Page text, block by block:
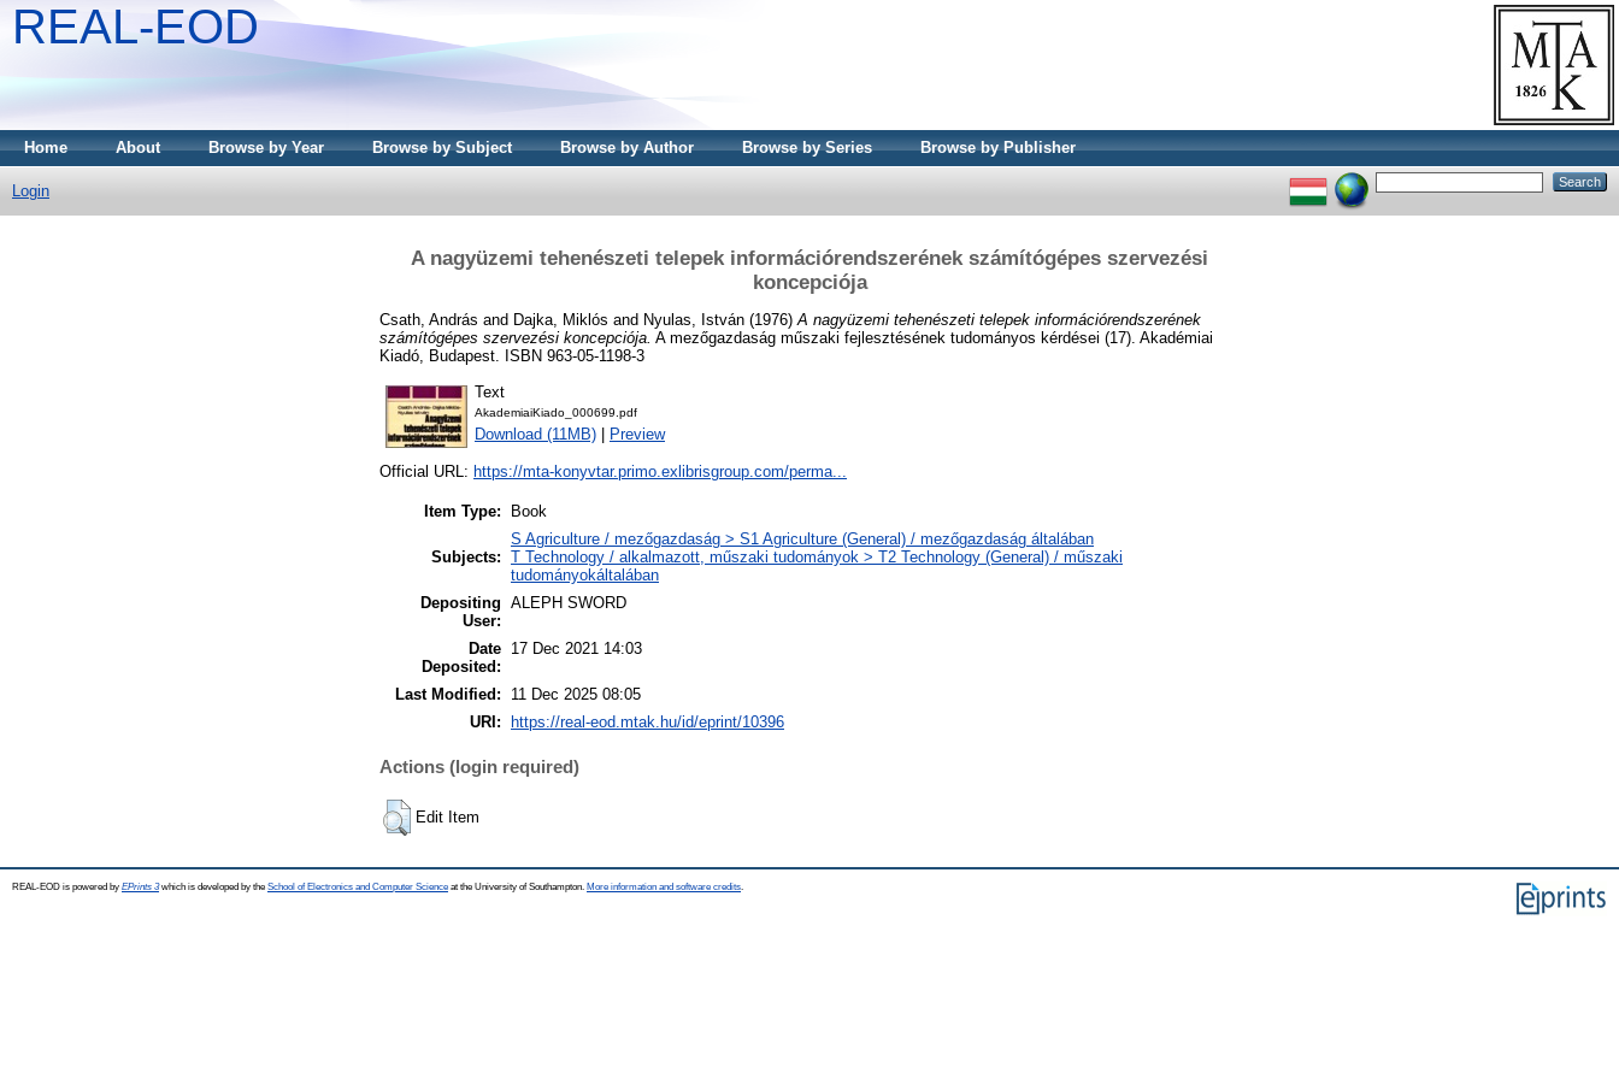
REAL-EOD
Home About Browse by Year Browse by Subject Browse by Author Browse by Series Browse by Publisher
Login
A nagyüzemi tehenészeti telepek információrendszerének számítógépes szervezési
koncepciója
Csath, András and Dajka, Miklós and Nyulas, István (1976) A nagyüzemi tehenészeti telepek információrendszerének
számítógépes szervezési koncepciója. A mezőgazdaság műszaki fejlesztésének tudományos kérdései (17). Akadémiai
Kiadó, Budapest. ISBN 963-05-1198-3
Text
AkademiaiKiado_000699.pdf
Download (11MB) Preview
Official URL: https://mta-konyvtar.primo.exlibrisgroup.com/perma...
Item Type: Book
Subjects:
S Agriculture / mezőgazdaság > S1 Agriculture (General) / mezőgazdaság általában
T Technology / alkalmazott, műszaki tudományok > T2 Technology (General) / műszaki
tudományokáltalában
Depositing
User:
ALEPH SWORD
Date
Deposited:
17 Dec 2021 14:03
Last Modified:
11 Dec 2025 08:05
URI:
https://real-eod.mtak.hu/id/eprint/10396
Actions (login required)
Edit Item
REAL-EOD is powered by EPrints 3which is developed by the School of Electronics and Computer Science at the University of Southampton. More information and software credits